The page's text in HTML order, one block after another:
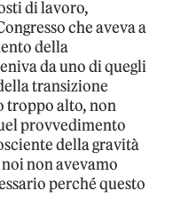
di lavoro,
che aveva a
della
da uno di quegli
transizione
troppo alto, non
provvedimento
della gravità
non avevamo
perché questo